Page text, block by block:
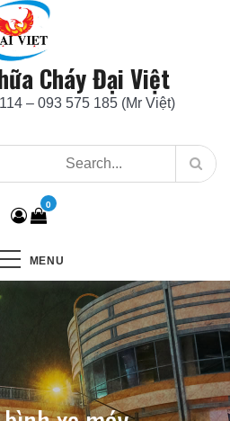
Cháy Đại Việt
– 093 575 185 (Mr Việt)
0
MENU